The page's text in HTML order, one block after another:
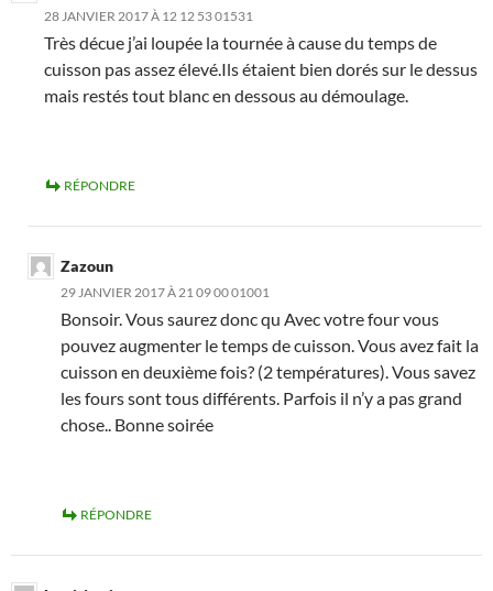
28 JANVIER 2017 À 12 12 53 01531
Très décue j’ai loupée la tournée à cause du temps de
cuisson pas assez élevé.Ils étaient bien dorés sur le dessus
mais restés tout blanc en dessous au démoulage.
RÉPONDRE
Zazoun
29 JANVIER 2017 À 21 09 00 01001
Bonsoir. Vous saurez donc qu Avec votre four vous
pouvez augmenter le temps de cuisson. Vous avez fait la
cuisson en deuxième fois? (2 températures). Vous savez
les fours sont tous différents. Parfois il n’y a pas grand
chose.. Bonne soirée
RÉPONDRE